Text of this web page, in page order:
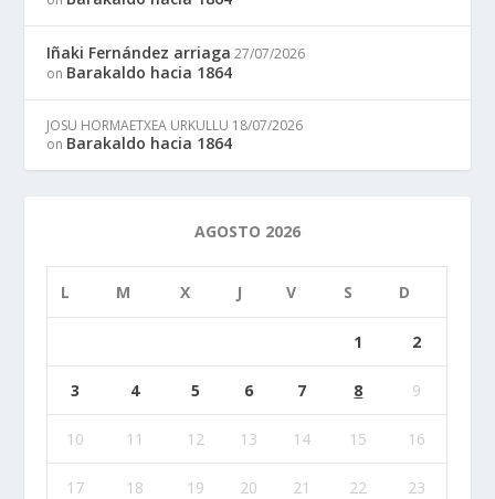
Iñaki Fernández arriaga 27/07/2026
on Barakaldo hacia 1864
JOSU HORMAETXEA URKULLU 18/07/2026
on Barakaldo hacia 1864
AGOSTO 2026
L M X J V S D
1 2
3 4 5 6 7 8 9
10 11 12 13 14 15 16
17 18 19 20 21 22 23